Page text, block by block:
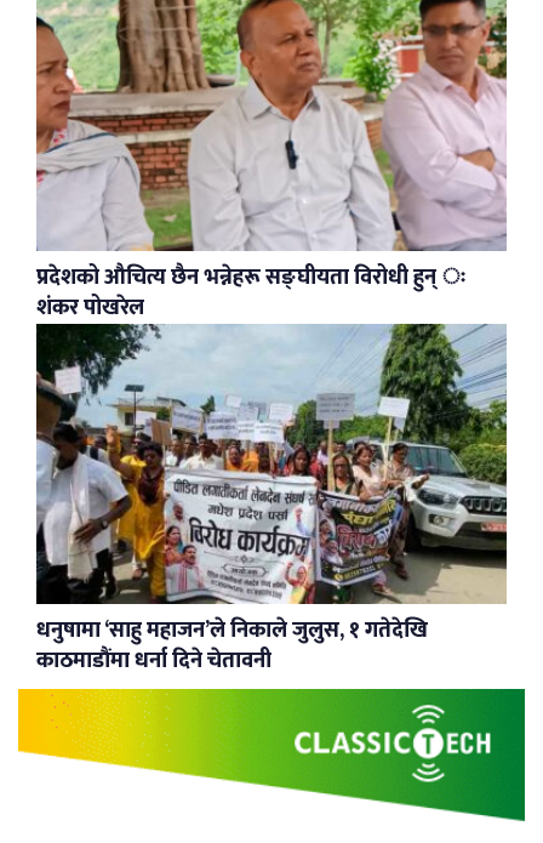
प्रदेशको औचित्य छैन भन्नेहरू सङ्घीयता विरोधी हुन् ः
शंकर पोखरेल
धनुषामा ‘साहु महाजन’ले निकाले जुलुस, १ गतेदेखि
काठमाडौंमा धर्ना दिने चेतावनी